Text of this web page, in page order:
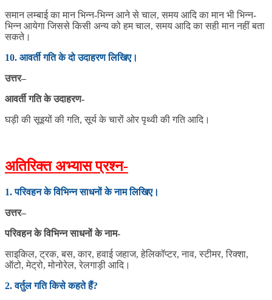
समान लम्बाई का मान भिन्न-भिन्न आने से चाल, समय आदि का मान भी भिन्न-
भिन्न आयेगा जिससे किसी अन्य को हम चाल, समय आदि का सही मान नहीं बता
सकते।
10. आवर्ती गति के दो उदाहरण लिखिए।
उत्तर–
आवर्ती गति के उदाहरण-
घड़ी की सूइयों की गति, सूर्य के चारों ओर पृथ्वी की गति आदि।
अतिरिक्त अभ्यास प्रश्न-
1. परिवहन के विभिन्न साधनों के नाम लिखिए।
उत्तर–
परिवहन के विभिन्न साधनों के नाम-
साइकिल, ट्रक, बस, कार, हवाई जहाज, हेलिकॉप्टर, नाव, स्टीमर, रिक्शा,
ऑटो, मेट्रो, मोनोरेल, रेलगाड़ी आदि।
2.वर्तुल गति किसे कहते हैं?